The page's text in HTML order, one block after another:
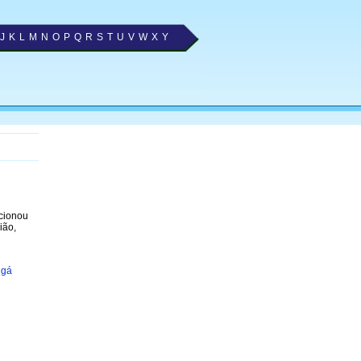
J K L M N O P Q R S T U V W X Y